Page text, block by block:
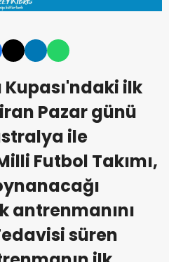
Kupası'ndaki ilk
Pazar günü
ile
Futbol Takımı,
antrenmanını
süren